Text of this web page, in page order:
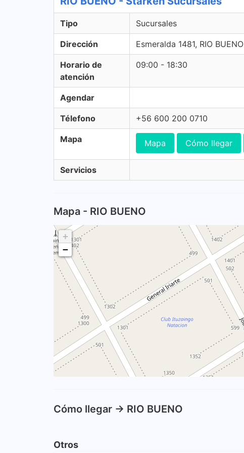
Tipo Sucursales
Dirección Esmeralda 1481, RIO BUENO
Horario de
atención
09:00 - 18:30
Agendar
Télefono +56 600 200 0710
Mapa Mapa Cómo llegar
Servicios
Mapa - RIO BUENO
+
−
Cómo llegar -> RIO BUENO
Otros